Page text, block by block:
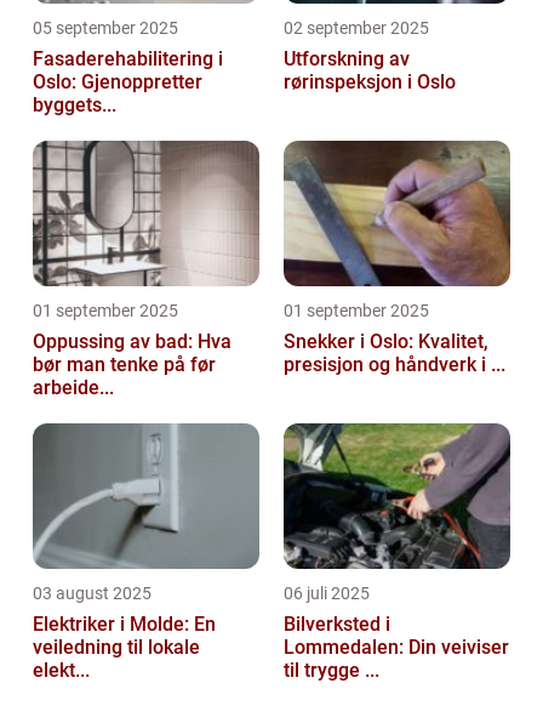
05 september 2025
Fasaderehabilitering i
Oslo: Gjenoppretter
byggets...
02 september 2025
Utforskning av
rørinspeksjon i Oslo
01 september 2025
Oppussing av bad: Hva
bør man tenke på før
arbeide...
01 september 2025
Snekker i Oslo: Kvalitet,
presisjon og håndverk i ...
03 august 2025
Elektriker i Molde: En
veiledning til lokale
elekt...
06 juli 2025
Bilverksted i
Lommedalen: Din veiviser
til trygge ...